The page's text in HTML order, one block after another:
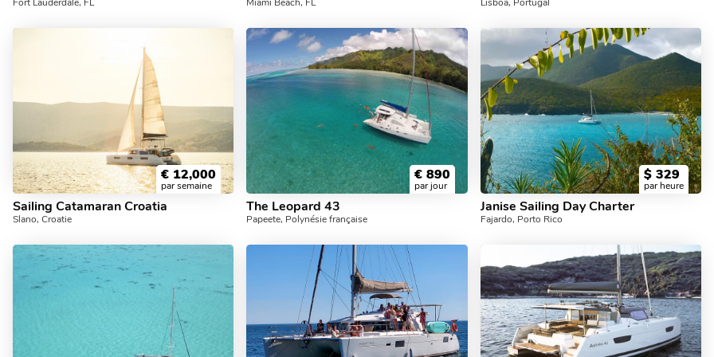
€ 12,000
par semaine
Sailing Catamaran Croatia
Slano, Croatie
€ 890
par jour
The Leopard 43
Papeete, Polynésie française
$ 329
par heure
Janise Sailing Day Charter
Fajardo, Porto Rico